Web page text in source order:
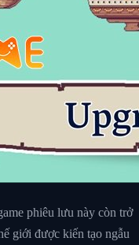
phiêu lưu này còn trở
giới được kiến tạo ngẫu